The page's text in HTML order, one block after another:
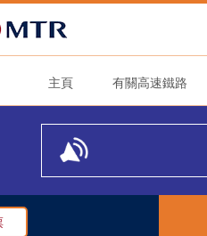
主頁 有關高速鐵路